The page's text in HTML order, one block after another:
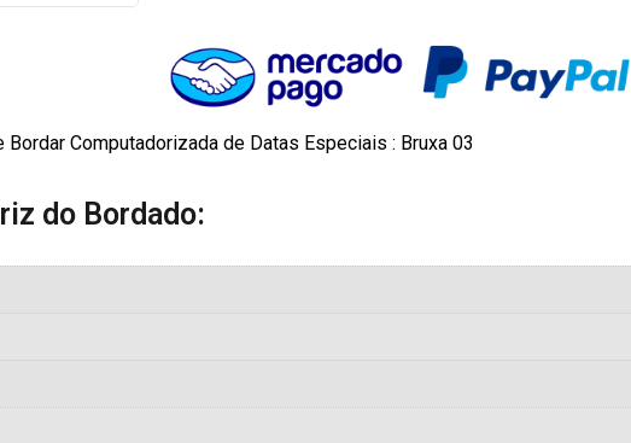
Computadorizada de Datas Especiais : Bruxa 03
do Bordado: